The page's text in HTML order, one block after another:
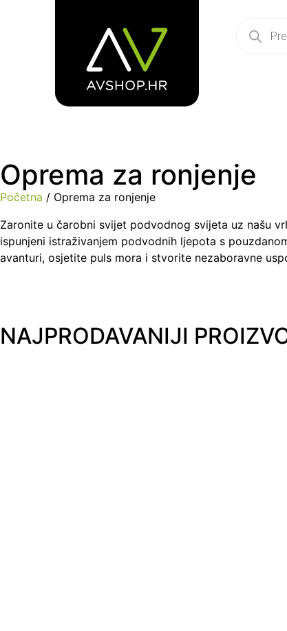
Oprema za ronjenje
Početna / Oprema za ronjenje
Zaronite u čarobni svijet podvodnog svijeta uz našu
ispunjeni istraživanjem podvodnih ljepota s
avanturi, osjetite puls mora i stvorite nezaboravne
NAJPRODAVANIJI